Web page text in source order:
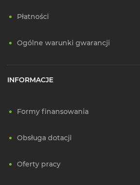
Płatności
Ogólne warunki gwarancji
INFORMACJE
Formy finansowania
Obsługa dotacji
Oferty pracy